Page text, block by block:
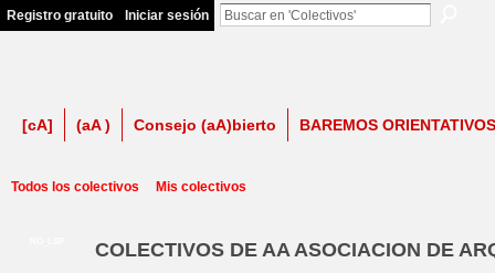
Registro gratuito Iniciar sesión
[cA] (aA ) Consejo (aA)bierto BAREMOS ORIENTATIVOS
Todos los colectivos Mis colectivos
COLECTIVOS DE AA ASOCIACION DE